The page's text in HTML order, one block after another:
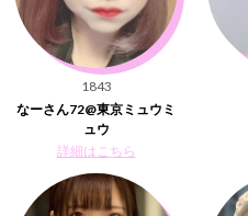
1843
なーさん72@東京ミュウミ
ュウ
詳細はこちら